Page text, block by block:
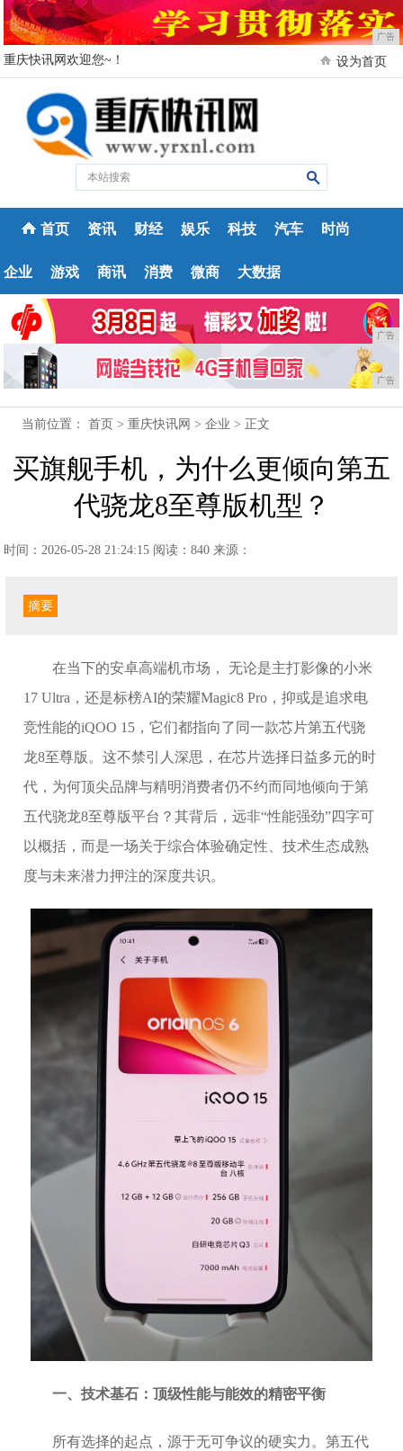
广告
重庆快讯网欢迎您~！ 设为首页
首页 资讯 财经 娱乐 科技 汽车 时尚
企业 游戏 商讯 消费 微商 大数据
广告
广告
当前位置：首页 >重庆快讯网 >企业 > 正文
买旗舰手机，为什么更倾向第五
代骁龙8至尊版机型？
时间：2026-05-28 21:24:15 阅读：840 来源：
摘要
在当下的安卓高端机市场， 无论是主打影像的小米
17 Ultra，还是标榜AI的荣耀Magic8 Pro，抑或是追求电
竞性能的iQOO 15，它们都指向了同一款芯片第五代骁
龙8至尊版。这不禁引人深思，在芯片选择日益多元的时
代，为何顶尖品牌与精明消费者仍不约而同地倾向于第
五代骁龙8至尊版平台？其背后，远非“性能强劲”四字可
以概括，而是一场关于综合体验确定性、技术生态成熟
度与未来潜力押注的深度共识。
一、技术基石：顶级性能与能效的精密平衡
所有选择的起点，源于无可争议的硬实力。第五代